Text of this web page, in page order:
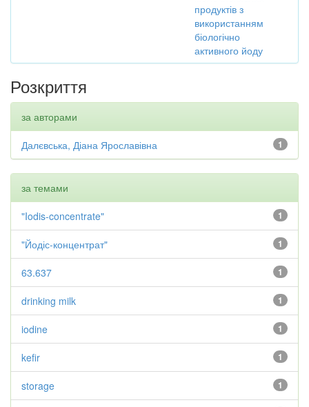
продуктів з
використанням
біологічно
активного йоду
Розкриття
за авторами
1
Далєвська, Діана Ярославівна
за темами
1
"Iodis-concentrate"
1
"Йодіс-концентрат"
1
63.637
1
drinking milk
1
iodine
1
kefir
1
storage